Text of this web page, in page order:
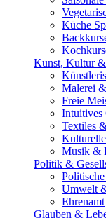
Küche
Kunst, Kultur
Malerei
Freie
Intuitives
Textiles
Musik &
Politik &
Umwelt
Ehrenamt
Glauben &